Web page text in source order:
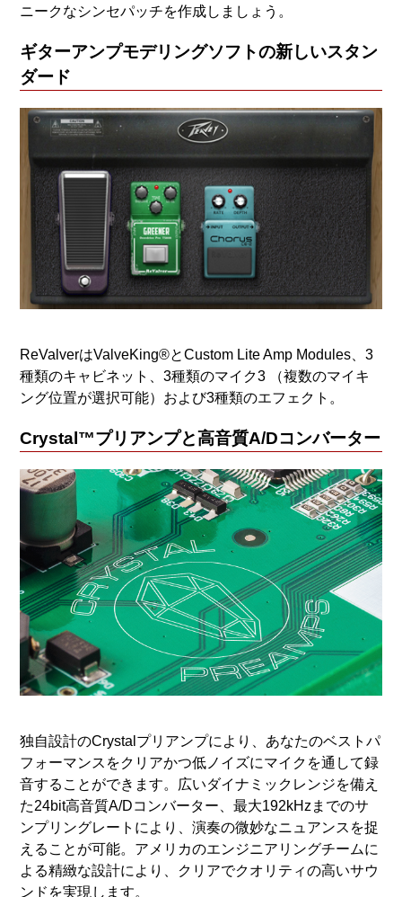
ニークなシンセパッチを作成しましょう。
ギターアンプモデリングソフトの新しいスタン
ダード
ReValverはValveKing®とCustom Lite Amp Modules、3
種類のキャビネット、3種類のマイク3 （複数のマイキ
ング位置が選択可能）および3種類のエフェクト。
Crystal™プリアンプと高音質A/Dコンバーター
独自設計のCrystalプリアンプにより、あなたのベストパ
フォーマンスをクリアかつ低ノイズにマイクを通して録
音することができます。広いダイナミックレンジを備え
た24bit高音質A/Dコンバーター、最大192kHzまでのサ
ンプリングレートにより、演奏の微妙なニュアンスを捉
えることが可能。アメリカのエンジニアリングチームに
よる精緻な設計により、クリアでクオリティの高いサウ
ンドを実現します。